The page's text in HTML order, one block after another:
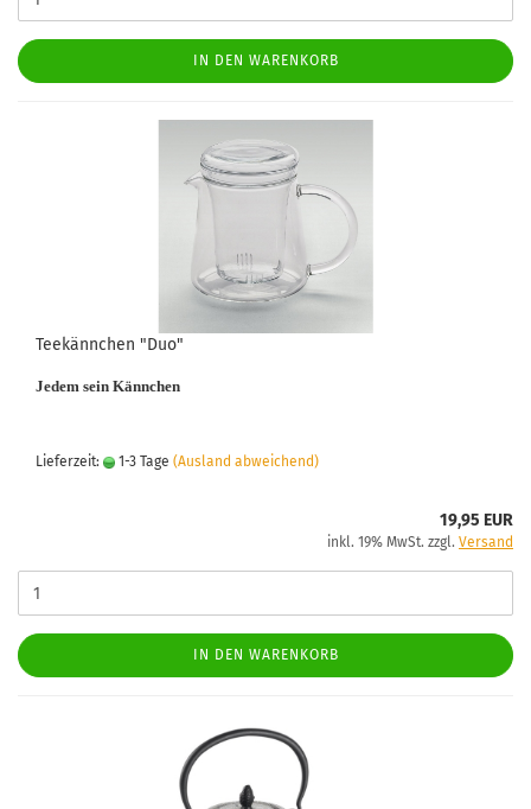
IN DEN WARENKORB
Teekännchen "Duo"
Jedem sein Kännchen
Lieferzeit: 1-3 Tage (Ausland abweichend)
19,95 EUR
inkl. 19% MwSt. zzgl. Versand
IN DEN WARENKORB